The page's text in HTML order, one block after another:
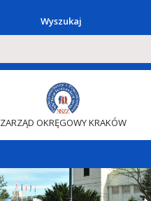
Wyszukaj
ZARZĄD OKRĘGOWY KRAKÓW